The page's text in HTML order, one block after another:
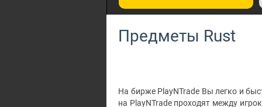
Предметы Rust
На бирже PlayNTrade Вы легко и
на PlayNTrade проходят между